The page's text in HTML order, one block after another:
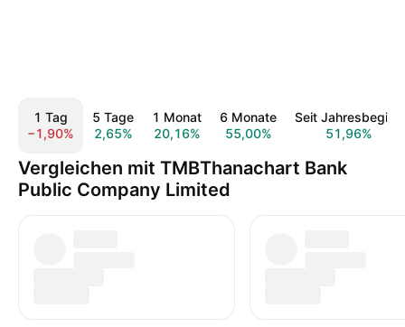
1 Tag
−1,90%
5 Tage
2,65%
1 Monat
20,16%
6 Monate
55,00%
Seit Jahresbeginn
51,96%
Vergleichen mit TMBThanachart Bank
Public Company Limited